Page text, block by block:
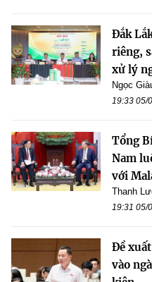
Đắk
riêng,
xử lý
Ngọc
19:33 05/
Tổng
Nam
với
Thanh
19:31 05/
Đề
vào